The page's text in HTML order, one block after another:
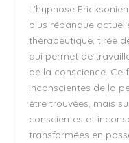
L’hypnose
plus répandue
thérapeutique, tirée
qui permet de
de la conscience. Ce
inconscientes de la
être trouvées, mais
conscientes et
transformées en